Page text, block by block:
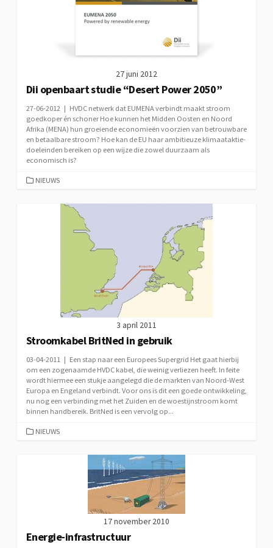
27 juni 2012
Dii openbaart studie “Desert Power 2050”
27-06-2012 | HVDC netwerk dat EUMENA verbindt maakt stroom
goedkoper én schoner Hoe kunnen het Midden Oosten en Noord
Afrika (MENA) hun groeiende economieën voorzien van betrouwbare
en betaalbare stroom? Hoe kan de EU haar ambitieuze klimaataktie-
doeleinden bereiken op een wijze die zowel duurzaam als
economisch is?
CATEGORIEËN
NIEUWS
3 april 2011
Stroomkabel BritNed in gebruik
03-04-2011 | Een stap naar een Europees Supergrid Het gaat hierbij
om een zogenaamde HVDC kabel, die weinig verliezen heeft. In feite
wordt hiermee een stukje aangelegd die de markten van Noord-West
Europa en Engeland verbindt. Voor ons is dit een goede ontwikkeling,
nu nog een verbinding met het Zuiden en de woestijnstroom komt
binnen handbereik. BritNed is een vervolg op...
CATEGORIEËN
NIEUWS
17 november 2010
Energie-infrastructuur